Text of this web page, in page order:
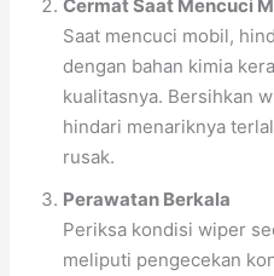
Cermat Saat Mencuci
Saat mencuci mobil,
dengan bahan kimia
kualitasnya. Bersihkan
hindari menariknya
rusak.
Perawatan Berkala
Periksa kondisi wiper
meliputi pengecekan